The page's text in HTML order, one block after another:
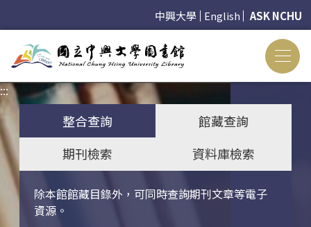
中興大學 English ASK NCHU
:::
整合查詢
館藏查詢
期刊檢索
資料庫檢索
除本館館藏目錄外，可同時查詢期刊文章等電子
資源。
關鍵字搜尋